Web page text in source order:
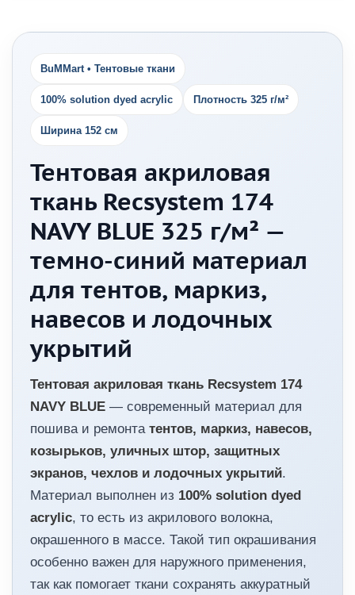
BuMMart • Тентовые ткани
100% solution dyed acrylic Плотность 325 г/м²
Ширина 152 см
Тентовая акриловая
ткань Recsystem 174
NAVY BLUE 325 г/м² —
темно-синий материал
для тентов, маркиз,
навесов и лодочных
укрытий
Тентовая акриловая ткань Recsystem 174
NAVY BLUE — современный материал для
пошива и ремонта тентов, маркиз, навесов,
козырьков, уличных штор, защитных
экранов, чехлов и лодочных укрытий.
Материал выполнен из 100% solution dyed
acrylic, то есть из акрилового волокна,
окрашенного в массе. Такой тип окрашивания
особенно важен для наружного применения,
так как помогает ткани сохранять аккуратный